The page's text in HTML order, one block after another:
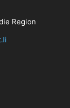
Region